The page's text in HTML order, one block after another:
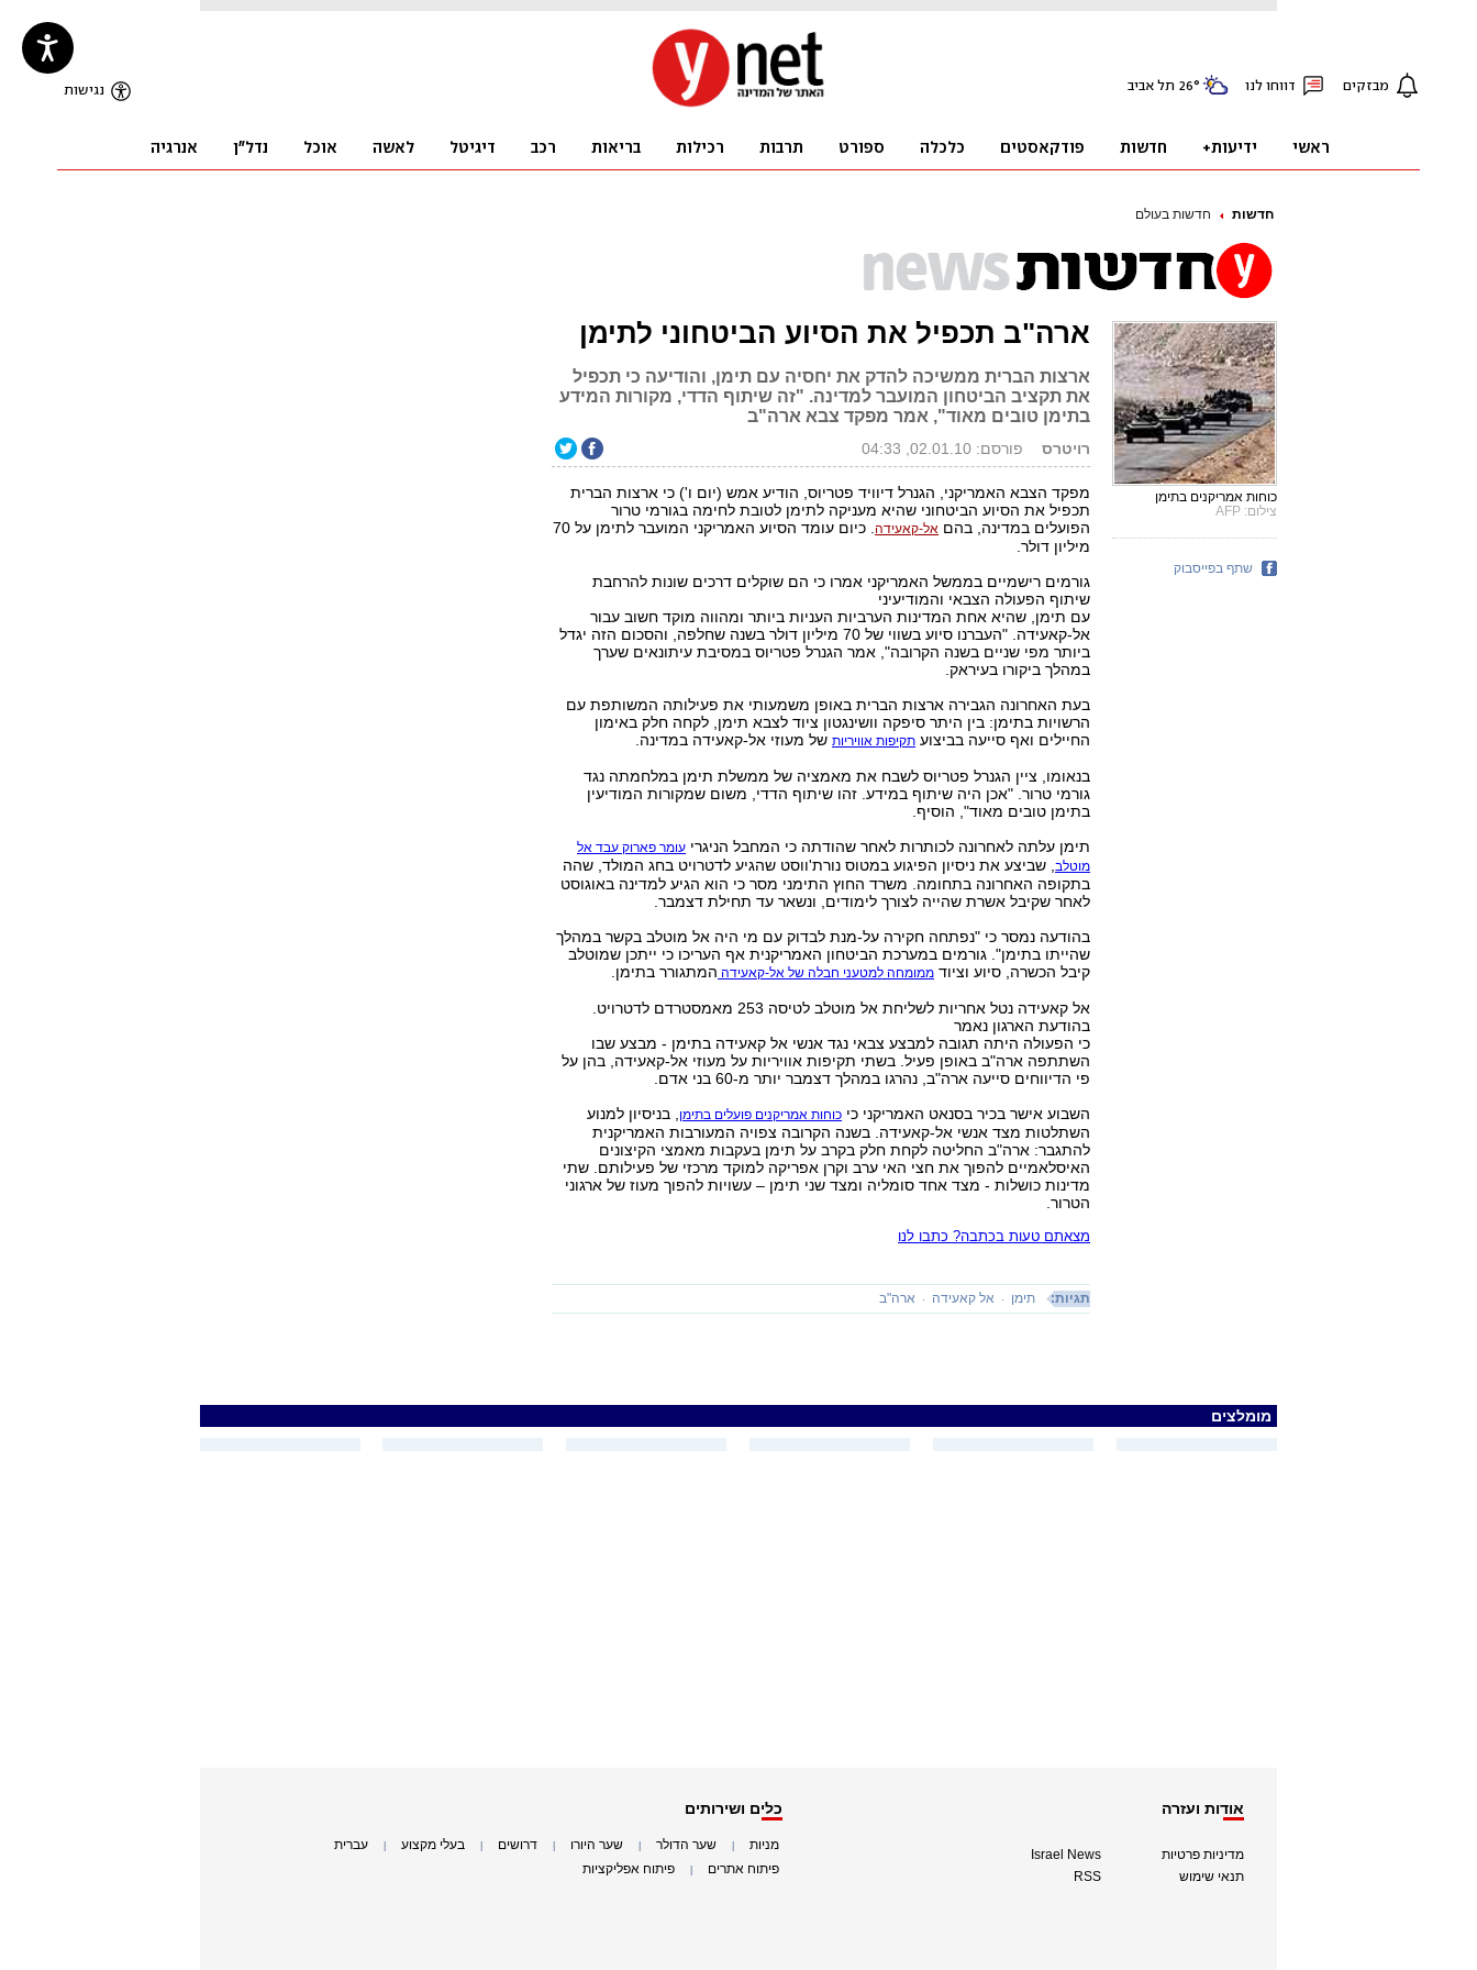
חדשות חדשות בעולם
ארה"ב תכפיל את הסיוע הביטחוני לתימן
ארצות הברית ממשיכה להדק את יחסיה עם תימן, והודיעה כי תכפיל
את תקציב הביטחון המועבר למדינה. "זה שיתוף הדדי, מקורות המידע
בתימן טובים מאוד", אמר מפקד צבא ארה"ב
רויטרס פורסם: 02.01.10, 04:33
מפקד הצבא האמריקני, הגנרל דיוויד פטריוס, הודיע אמש (יום ו') כי ארצות הברית
תכפיל את הסיוע הביטחוני שהיא מעניקה לתימן לטובת לחימה בגורמי טרור
הפועלים במדינה, בהם אל-קאעידה
. כיום עומד הסיוע האמריקני המועבר לתימן על 70
מיליון דולר.
גורמים רישמיים בממשל האמריקני אמרו כי הם שוקלים דרכים שונות להרחבת
שיתוף הפעולה הצבאי והמודיעיני
עם תימן, שהיא אחת המדינות הערביות העניות ביותר ומהווה מוקד חשוב עבור
אל-קאעידה. "העברנו סיוע בשווי של 70 מיליון דולר בשנה שחלפה, והסכום הזה יגדל
ביותר מפי שניים בשנה הקרובה", אמר הגנרל פטריוס במסיבת עיתונאים שערך
במהלך ביקורו בעיראק.
בעת האחרונה הגבירה ארצות הברית באופן משמעותי את פעילותה המשותפת עם
הרשויות בתימן: בין היתר סיפקה וושינגטון ציוד לצבא תימן, לקחה חלק באימון
החיילים ואף סייעה בביצוע תקיפות אוויריותשל מעוזי אל-קאעידה במדינה.
בנאומו, ציין הגנרל פטריוס לשבח את מאמציה של ממשלת תימן במלחמתה נגד
גורמי טרור. "אכן היה שיתוף במידע. זהו שיתוף הדדי, משום שמקורות המודיעין
בתימן טובים מאוד", הוסיף.
תימן עלתה לאחרונה לכותרות לאחר שהודתה כי המחבל הניגרי עומר פארוק עבד אל
מוטלב, שביצע את ניסיון הפיגוע במטוס נורת'ווסט שהגיע לדטרויט בחג המולד, שהה
בתקופה האחרונה בתחומה. משרד החוץ התימני מסר כי הוא הגיע למדינה באוגוסט
לאחר שקיבל אשרת שהייה לצורך לימודים, ונשאר עד תחילת דצמבר.
בהודעה נמסר כי "נפתחה חקירה על-מנת לבדוק עם מי היה אל מוטלב בקשר במהלך
שהייתו בתימן". גורמים במערכת הביטחון האמריקנית אף העריכו כי ייתכן שמוטלב
קיבל הכשרה, סיוע וציוד ממומחה למטעני חבלה של אל-קאעידה המתגורר בתימן.
אל קאעידה נטל אחריות לשליחת אל מוטלב לטיסה 253 מאמסטרדם לדטרויט.
בהודעת הארגון נאמר
כי הפעולה היתה תגובה למבצע צבאי נגד אנשי אל קאעידה בתימן - מבצע שבו
השתתפה ארה"ב באופן פעיל. בשתי תקיפות אוויריות על מעוזי אל-קאעידה, בהן על
פי הדיווחים סייעה ארה"ב, נהרגו במהלך דצמבר יותר מ-60 בני אדם.
השבוע אישר בכיר בסנאט האמריקני כי כוחות אמריקנים פועלים בתימן, בניסיון למנוע
השתלטות מצד אנשי אל-קאעידה. בשנה הקרובה צפויה המעורבות האמריקנית
להתגבר: ארה"ב החליטה לקחת חלק בקרב על תימן בעקבות מאמצי הקיצונים
האיסלאמיים להפוך את חצי האי ערב וקרן אפריקה למוקד מרכזי של פעילותם. שתי
מדינות כושלות - מצד אחד סומליה ומצד שני תימן – עשויות להפוך מעוז של ארגוני
הטרור.
מצאתם טעות בכתבה? כתבו לנו
תגיות: תימן אל קאעידה ארה"ב
כוחות אמריקנים בתימן
צילום: AFP
שתף בפייסבוק
מומלצים
אודות ועזרה
מדיניות פרטיות
תנאי שימוש
Israel News
RSS
כלים ושירותים
מניות שער הדולר שער היורו דרושים בעלי מקצוע עברית
פיתוח אתרים פיתוח אפליקציות